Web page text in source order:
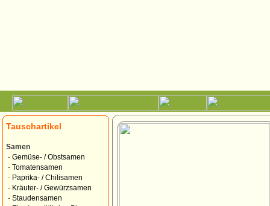
Tauschartikel
Samen
- Gemüse- / Obstsamen
- Tomatensamen
- Paprika- / Chilisamen
- Kräuter- / Gewürzsamen
- Staudensamen